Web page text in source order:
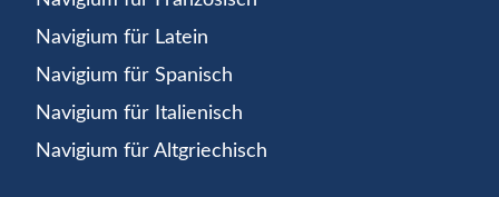
Navigium für Latein
Navigium für Spanisch
Navigium für Italienisch
Navigium für Altgriechisch